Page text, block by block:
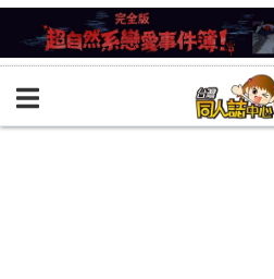
BOOKY書集倉庫